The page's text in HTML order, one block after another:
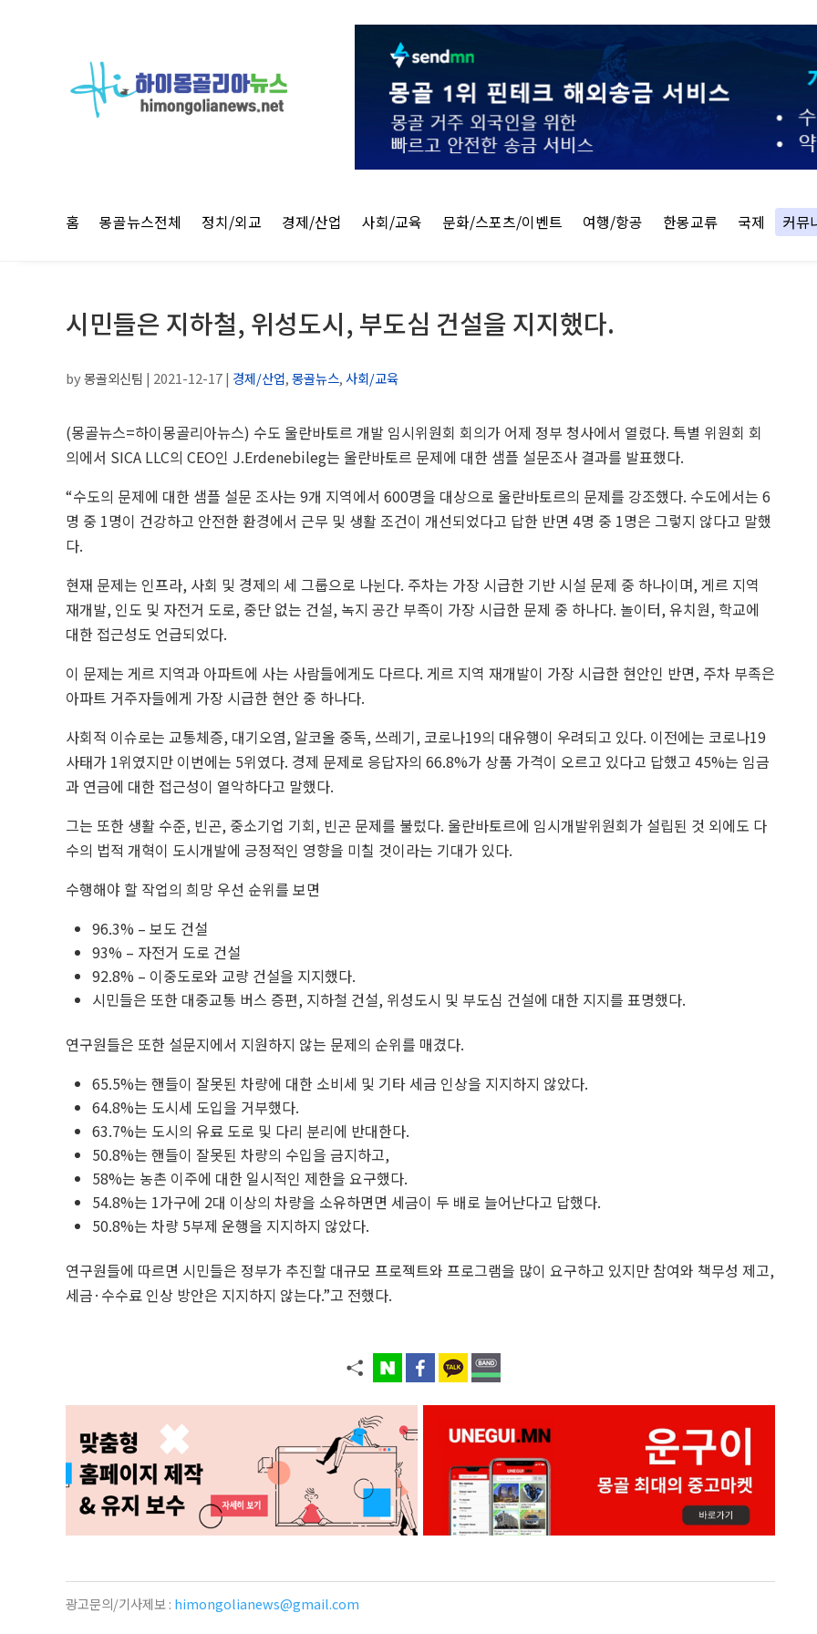
홈 몽골뉴스전체 정치/외교 경제/산업 사회/교육 문화/스포츠/이벤트 여행/항공 한몽교류 국제 커뮤
시민들은 지하철, 위성도시, 부도심 건설을 지지했다.
by몽골외신팀 | 2021-12-17| 경제/산업,몽골뉴스,사회/교육
(몽골뉴스=하이몽골리아뉴스) 수도 울란바토르 개발 임시위원회 회의가 어제 정부 청사에서 열렸다. 특별 위원회 회
의에서 SICA LLC의 CEO인 J.Erdenebileg는 울란바토르 문제에 대한 샘플 설문조사 결과를 발표했다.
“수도의 문제에 대한 샘플 설문 조사는 9개 지역에서 600명을 대상으로 울란바토르의 문제를 강조했다. 수도에서는 6
명 중 1명이 건강하고 안전한 환경에서 근무 및 생활 조건이 개선되었다고 답한 반면 4명 중 1명은 그렇지 않다고 말했
다.
현재 문제는 인프라, 사회 및 경제의 세 그룹으로 나뉜다. 주차는 가장 시급한 기반 시설 문제 중 하나이며, 게르 지역
재개발, 인도 및 자전거 도로, 중단 없는 건설, 녹지 공간 부족이 가장 시급한 문제 중 하나다. 놀이터, 유치원, 학교에
대한 접근성도 언급되었다.
이 문제는 게르 지역과 아파트에 사는 사람들에게도 다르다. 게르 지역 재개발이 가장 시급한 현안인 반면, 주차 부족은
아파트 거주자들에게 가장 시급한 현안 중 하나다.
사회적 이슈로는 교통체증, 대기오염, 알코올 중독, 쓰레기, 코로나19의 대유행이 우려되고 있다. 이전에는 코로나19
사태가 1위였지만 이번에는 5위였다. 경제 문제로 응답자의 66.8%가 상품 가격이 오르고 있다고 답했고 45%는 임금
과 연금에 대한 접근성이 열악하다고 말했다.
그는 또한 생활 수준, 빈곤, 중소기업 기회, 빈곤 문제를 불렀다. 울란바토르에 임시개발위원회가 설립된 것 외에도 다
수의 법적 개혁이 도시개발에 긍정적인 영향을 미칠 것이라는 기대가 있다.
수행해야 할 작업의 희망 우선 순위를 보면
96.3% – 보도 건설
93% – 자전거 도로 건설
92.8% – 이중도로와 교량 건설을 지지했다.
시민들은 또한 대중교통 버스 증편, 지하철 건설, 위성도시 및 부도심 건설에 대한 지지를 표명했다.
연구원들은 또한 설문지에서 지원하지 않는 문제의 순위를 매겼다.
65.5%는 핸들이 잘못된 차량에 대한 소비세 및 기타 세금 인상을 지지하지 않았다.
64.8%는 도시세 도입을 거부했다.
63.7%는 도시의 유료 도로 및 다리 분리에 반대한다.
50.8%는 핸들이 잘못된 차량의 수입을 금지하고,
58%는 농촌 이주에 대한 일시적인 제한을 요구했다.
54.8%는 1가구에 2대 이상의 차량을 소유하면면 세금이 두 배로 늘어난다고 답했다.
50.8%는 차량 5부제 운행을 지지하지 않았다.
연구원들에 따르면 시민들은 정부가 추진할 대규모 프로젝트와 프로그램을 많이 요구하고 있지만 참여와 책무성 제고,
세금·수수료 인상 방안은 지지하지 않는다.”고 전했다.
광고문의/기사제보 : himongolianews@gmail.com